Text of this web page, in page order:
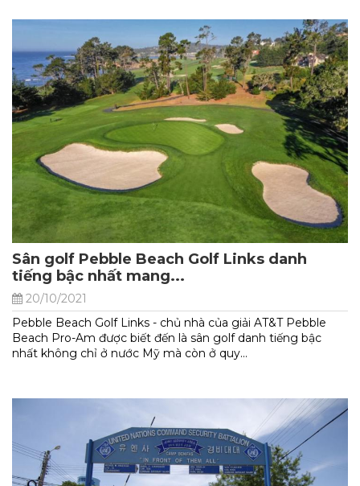
Sân golf Pebble Beach Golf Links danh
tiếng bậc nhất mang...
20/10/2021
Pebble Beach Golf Links - chủ nhà của giải AT&T Pebble
Beach Pro-Am được biết đến là sân golf danh tiếng bậc
nhất không chỉ ở nước Mỹ mà còn ở quy...